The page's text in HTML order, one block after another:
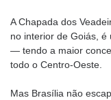
A Chapada dos
no interior de Goiás,
— tendo a maior
todo o Centro-Oeste.
Mas Brasília não